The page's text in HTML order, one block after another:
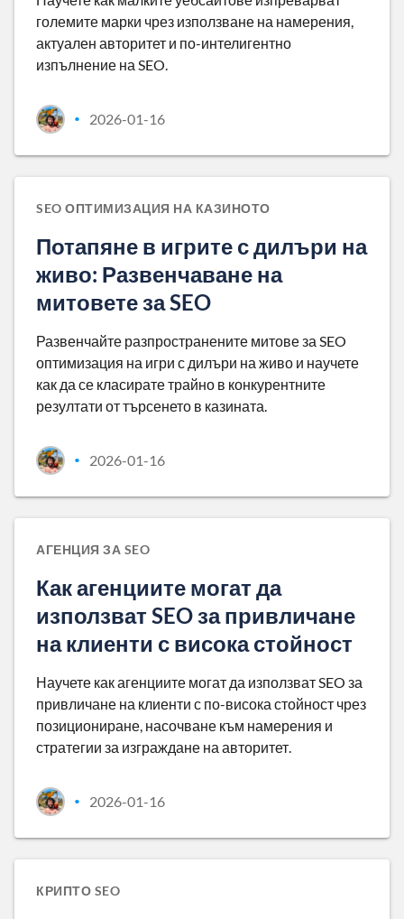
големите марки чрез използване на намерения,
актуален авторитет и по-интелигентно
изпълнение на SEO.
• 2026-01-16
SEO ОПТИМИЗАЦИЯ НА КАЗИНОТО
Потапяне в игрите с дилъри на
живо: Развенчаване на
митовете за SEO
Развенчайте разпространените митове за SEO
оптимизация на игри с дилъри на живо и научете
как да се класирате трайно в конкурентните
резултати от търсенето в казината.
• 2026-01-16
АГЕНЦИЯ ЗА SEO
Как агенциите могат да
използват SEO за привличане
на клиенти с висока стойност
Научете как агенциите могат да използват SEO за
привличане на клиенти с по-висока стойност чрез
позициониране, насочване към намерения и
стратегии за изграждане на авторитет.
• 2026-01-16
КРИПТО SEO